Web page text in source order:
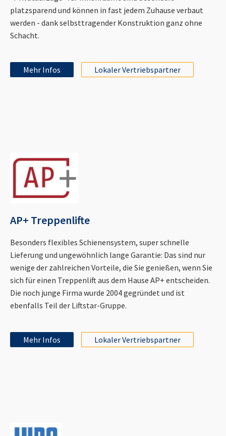
platzsparend und können in fast jedem Zuhause verbaut
werden - dank selbsttragender Konstruktion ganz ohne
Schacht.
Mehr Infos Lokaler Vertriebspartner
AP+ Treppenlifte
Besonders flexibles Schienensystem, super schnelle
Lieferung und ungewöhnlich lange Garantie: Das sind nur
wenige der zahlreichen Vorteile, die Sie genießen, wenn Sie
sich für einen Treppenlift aus dem Hause AP+ entscheiden.
Die noch junge Firma wurde 2004 gegründet und ist
ebenfalls Teil der Liftstar-Gruppe.
Mehr Infos Lokaler Vertriebspartner